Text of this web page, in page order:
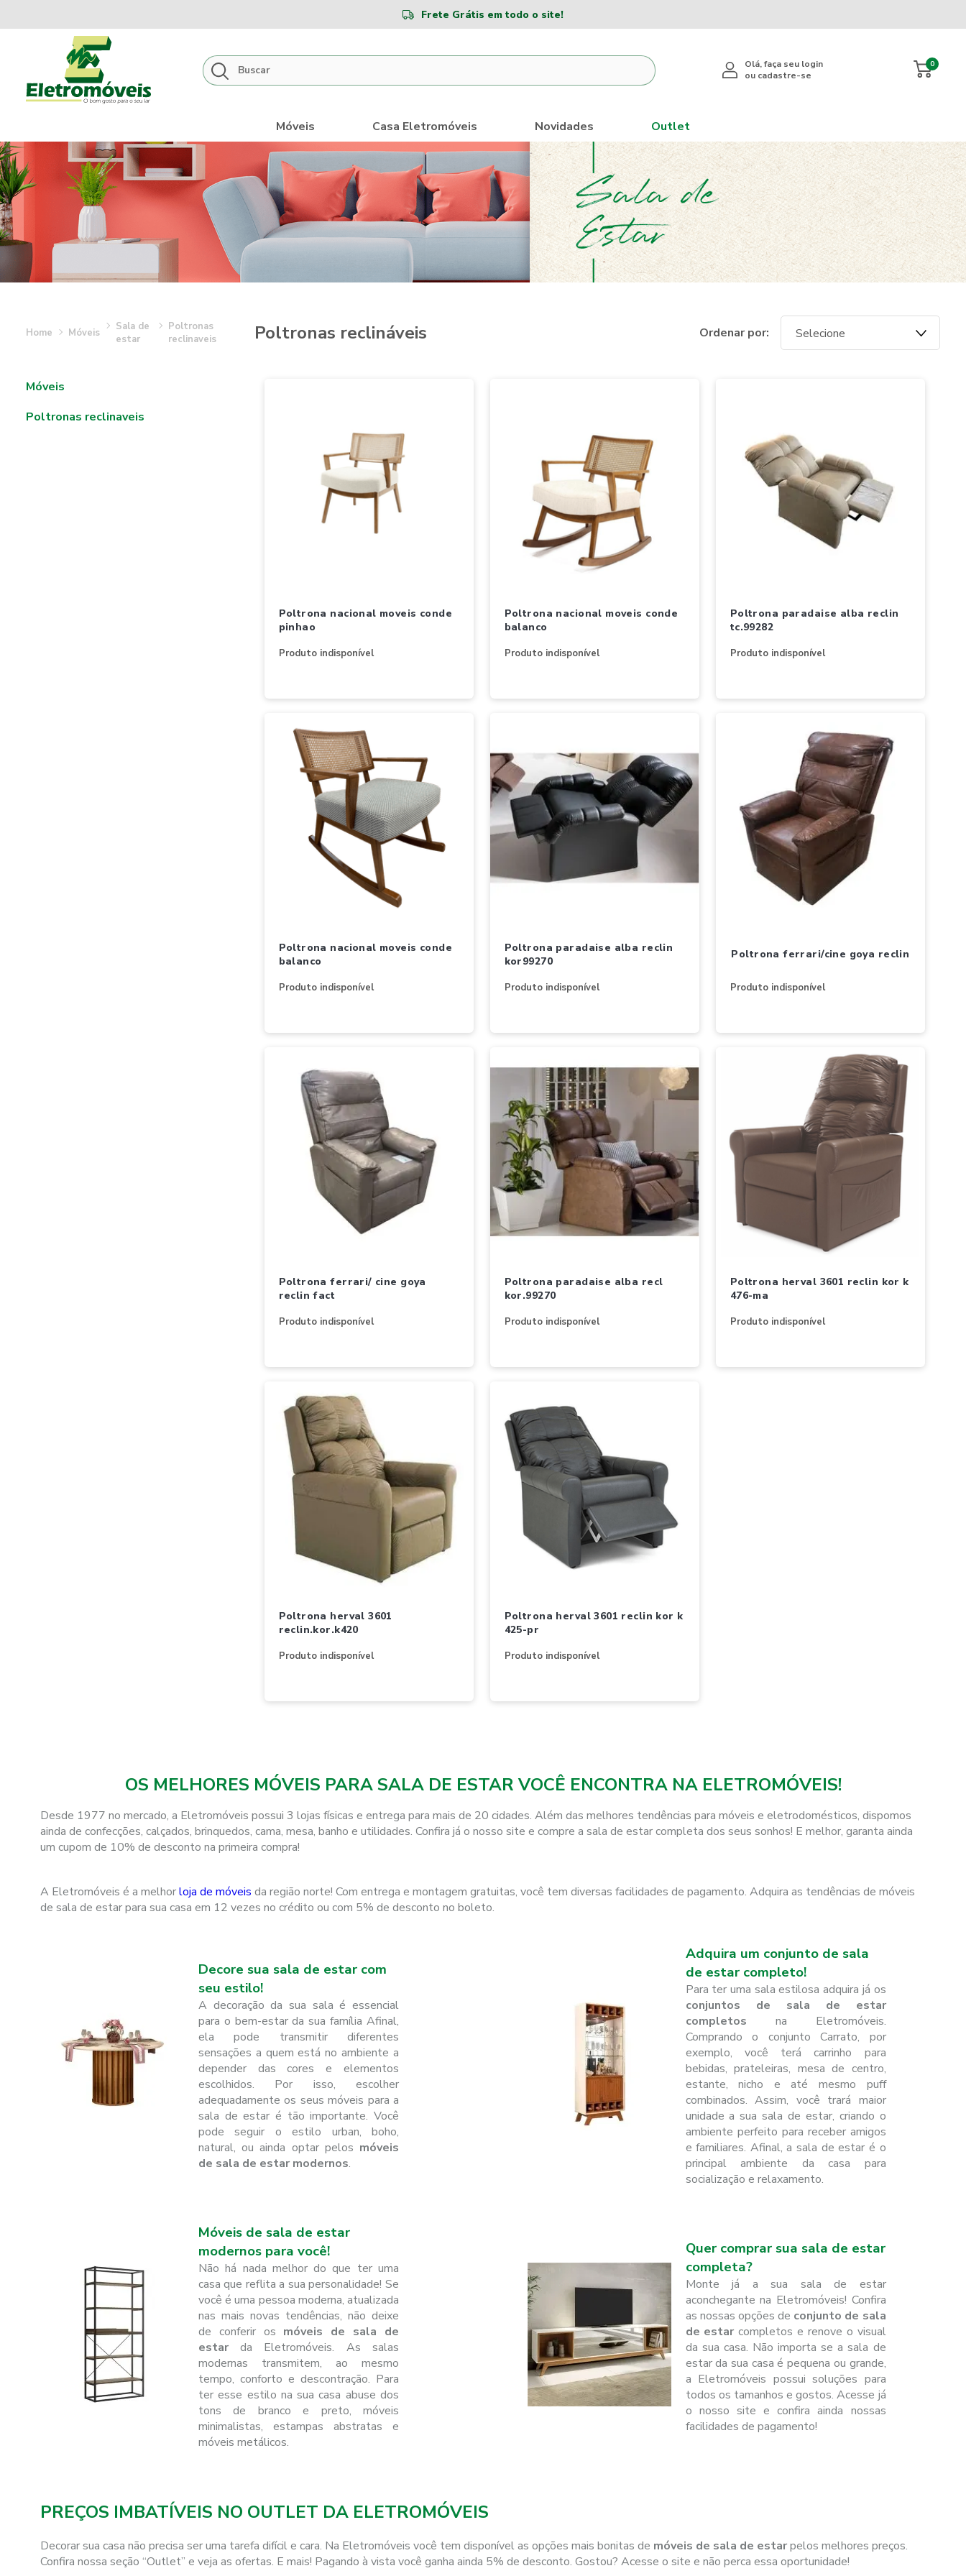
Frete Grátis em todo o site!
0
Móveis Casa Eletromóveis Novidades Outlet
móveis
sala de
estar
poltronas
reclinaveis
poltronas reclináveis
móveis
poltronas reclinaveis
poltrona nacional moveis conde
pinhao
Produto indisponível
poltrona nacional moveis conde
balanco
Produto indisponível
poltrona paradaise alba reclin
tc.99282
Produto indisponível
poltrona nacional moveis conde
balanco
Produto indisponível
poltrona paradaise alba reclin
kor99270
Produto indisponível
poltrona ferrari/cine goya reclin
Produto indisponível
poltrona ferrari/ cine goya
reclin fact
Produto indisponível
poltrona paradaise alba recl
kor.99270
Produto indisponível
poltrona herval 3601 reclin kor k
476-ma
Produto indisponível
poltrona herval 3601
reclin.kor.k420
Produto indisponível
poltrona herval 3601 reclin kor k
425-pr
Produto indisponível
OS MELHORES MÓVEIS PARA SALA DE ESTAR VOCÊ ENCONTRA NA ELETROMÓVEIS!
Desde 1977 no mercado, a Eletromóveis possui 3 lojas físicas e entrega para mais de 20 cidades. Além das melhores tendências para móveis e eletrodomésticos, dispomos
ainda de confecções, calçados, brinquedos, cama, mesa, banho e utilidades. Confira já o nosso site e compre a sala de estar completa dos seus sonhos! E melhor, garanta ainda
um cupom de 10% de desconto na primeira compra!
A Eletromóveis é a melhorloja de móveis da região norte! Com entrega e montagem gratuitas, você tem diversas facilidades de pagamento. Adquira as tendências de móveis
de sala de estar para sua casa em 12 vezes no crédito ou com 5% de desconto no boleto.
Decore sua sala de estar com
seu estilo!
A decoração da sua sala é essencial
para o bem-estar da sua família Afinal,
ela pode transmitir diferentes
sensações a quem está no ambiente a
depender das cores e elementos
escolhidos. Por isso, escolher
adequadamente os seus móveis para a
sala de estar é tão importante. Você
pode seguir o estilo urban, boho,
natural, ou ainda optar pelos móveis
de sala de estar modernos.
Adquira um conjunto de sala
de estar completo!
Para ter uma sala estilosa adquira já os
conjuntos de sala de estar
completos na Eletromóveis.
Comprando o conjunto Carrato, por
exemplo, você terá carrinho para
bebidas, prateleiras, mesa de centro,
estante, nicho e até mesmo puff
combinados. Assim, você trará maior
unidade a sua sala de estar, criando o
ambiente perfeito para receber amigos
e familiares. Afinal, a sala de estar é o
principal ambiente da casa para
socialização e relaxamento.
Móveis de sala de estar
modernos para você!
Não há nada melhor do que ter uma
casa que reflita a sua personalidade! Se
você é uma pessoa moderna, atualizada
nas mais novas tendências, não deixe
de conferir os móveis de sala de
estar da Eletromóveis. As salas
modernas transmitem, ao mesmo
tempo, conforto e descontração. Para
ter esse estilo na sua casa abuse dos
tons de branco e preto, móveis
minimalistas, estampas abstratas e
móveis metálicos.
Quer comprar sua sala de estar
completa?
Monte já a sua sala de estar
aconchegante na Eletromóveis! Confira
as nossas opções de conjunto de sala
de estar completos e renove o visual
da sua casa. Não importa se a sala de
estar da sua casa é pequena ou grande,
a Eletromóveis possui soluções para
todos os tamanhos e gostos. Acesse já
o nosso site e confira ainda nossas
facilidades de pagamento!
PREÇOS IMBATÍVEIS NO OUTLET DA ELETROMÓVEIS
Decorar sua casa não precisa ser uma tarefa difícil e cara. Na Eletromóveis você tem disponível as opções mais bonitas de móveis de sala de estarpelos melhores preços.
Confira nossa seção “Outlet” e veja as ofertas. E mais! Pagando à vista você ganha ainda 5% de desconto. Gostou? Acesse o site e não perca essa oportunidade!